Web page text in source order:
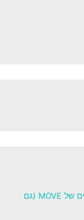
איך לשלם על צלילה חופשית עם קרדיטים של MOVE (גם